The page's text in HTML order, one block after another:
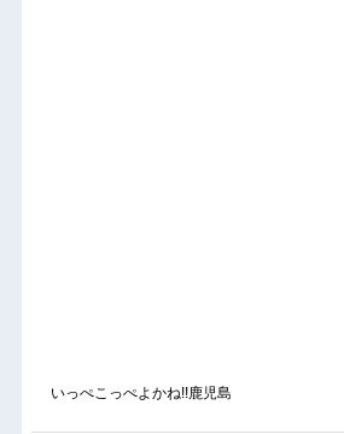
いっぺこっぺよかね!!鹿児島